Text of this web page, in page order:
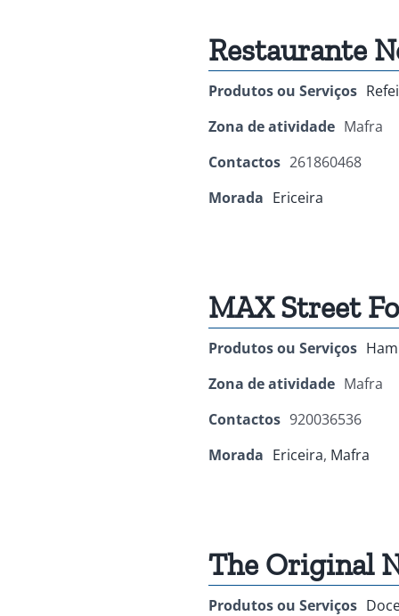
Restaurante
Produtos ou Serviços
Zona de atividade Mafra
Contactos 261860468
Morada Ericeira
MAX Street
Produtos ou Serviços
Zona de atividade Mafra
Contactos 920036536
Morada Ericeira, Mafra
The Original
Produtos ou Serviços